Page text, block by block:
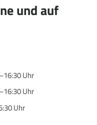
und auf
Uhr
Uhr
Uhr